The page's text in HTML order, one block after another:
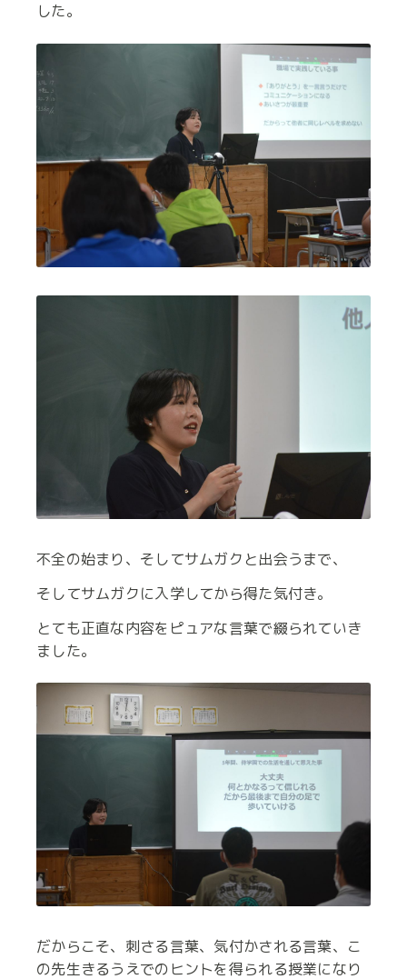
した。
不全の始まり、そしてサムガクと出会うまで、
そしてサムガクに入学してから得た気付き。
とても正直な内容をピュアな言葉で綴られていき
ました。
だからこそ、刺さる言葉、気付かされる言葉、こ
の先生きるうえでのヒントを得られる授業になり